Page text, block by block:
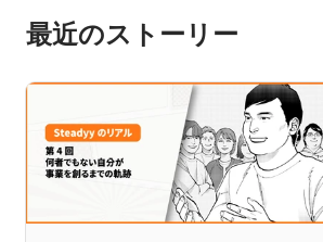
最近のストーリー